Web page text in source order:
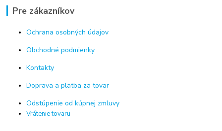
Pre zákazníkov
Ochrana osobných údajov
Obchodné podmienky
Kontakty
Doprava a platba za tovar
Odstúpenie od kúpnej zmluvy
Vrátenie tovaru